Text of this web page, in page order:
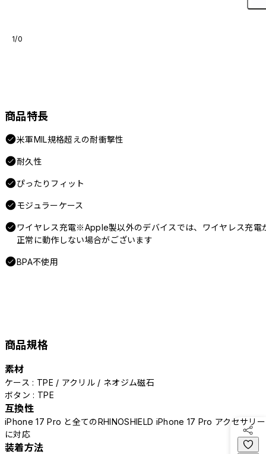
1/0
商品特長
米軍MIL規格超えの耐衝撃性
耐久性
ぴったりフィット
モジュラーケース
ワイヤレス充電※Apple製以外のデバイスでは、ワイヤレス充電
正常に動作しない場合がございます
BPA不使用
商品規格
素材
ケース : TPE / アクリル / ネオジム磁石
ボタン : TPE
互換性
iPhone 17 Pro と全てのRHINOSHIELD iPhone 17 Pro アクセサリー
に対応
装着方法